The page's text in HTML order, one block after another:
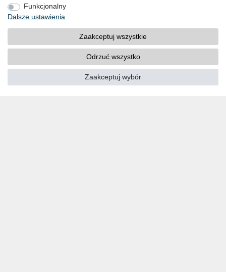
FORMY PŁATNOŚCI
Kartą kredytową
Przedpłata / przelew bankowy
MEDIA SPOŁECZNOŚCIOWE
Funkcjonalny
Dalsze ustawienia
Zaakceptuj wszystkie
Odrzuć wszystko
Zaakceptuj wybór